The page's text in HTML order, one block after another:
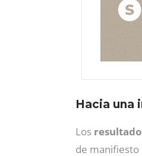
Hacia una
Los
de manifiesto